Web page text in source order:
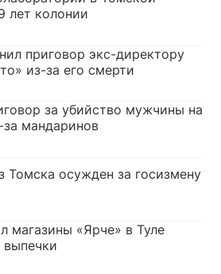
лет колонии
приговор экс-директору
из-за его смерти
за убийство мужчины на
мандаринов
Томска осужден за госизмену
магазины «Ярче» в Туле